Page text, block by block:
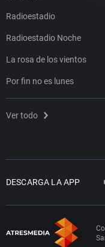
Radioestadio
Radioestadio Noche
La rosa de los vientos
Por fin no es lunes
Ver todo
DESCARGA LA APP